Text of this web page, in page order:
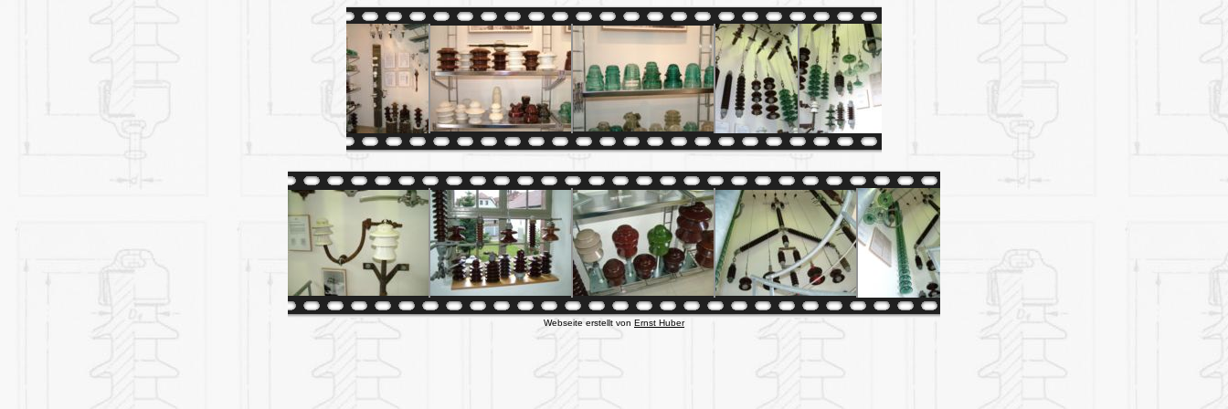
Webseite erstellt von Ernst Huber